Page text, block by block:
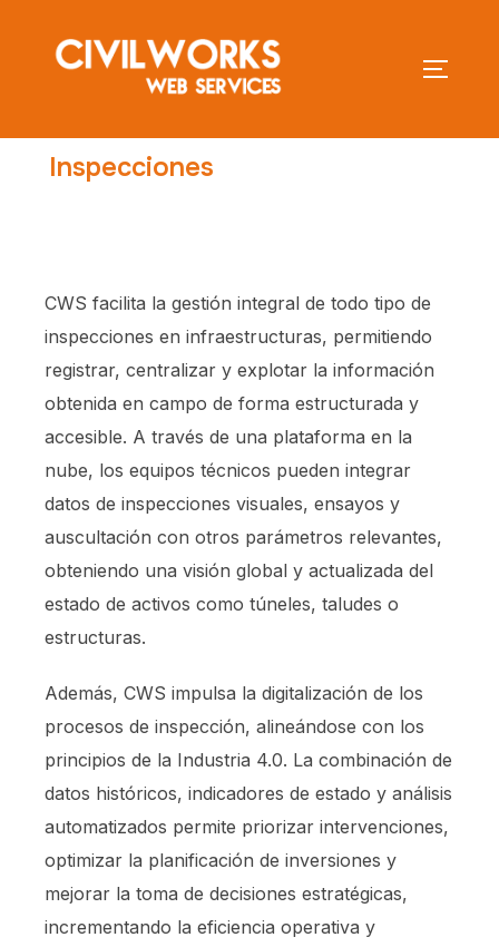
Inspecciones
CWS facilita la gestión integral de todo tipo de
inspecciones en infraestructuras, permitiendo
registrar, centralizar y explotar la información
obtenida en campo de forma estructurada y
accesible. A través de una plataforma en la
nube, los equipos técnicos pueden integrar
datos de inspecciones visuales, ensayos y
auscultación con otros parámetros relevantes,
obteniendo una visión global y actualizada del
estado de activos como túneles, taludes o
estructuras.
Además, CWS impulsa la digitalización de los
procesos de inspección, alineándose con los
principios de la Industria 4.0. La combinación de
datos históricos, indicadores de estado y análisis
automatizados permite priorizar intervenciones,
optimizar la planificación de inversiones y
mejorar la toma de decisiones estratégicas,
incrementando la eficiencia operativa y